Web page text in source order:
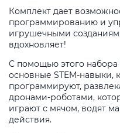
Комплект дает
программированию и
игрушечными
вдохновляет!
С помощью этого набора
основные STEM-навыки,
программируют,
дронами-роботами,
играют с мячом, водят
действия.